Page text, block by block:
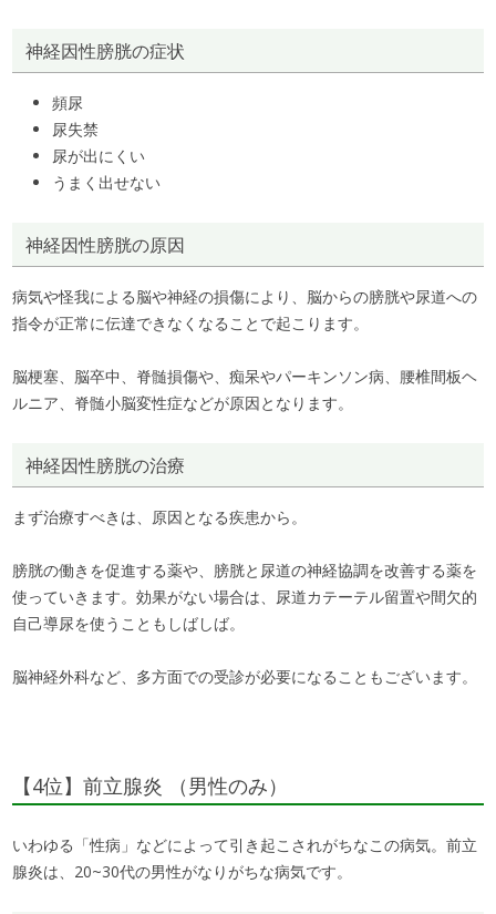
神経因性膀胱の症状
頻尿
尿失禁
尿が出にくい
うまく出せない
神経因性膀胱の原因
病気や怪我による脳や神経の損傷により、脳からの膀胱や尿道への
指令が正常に伝達できなくなることで起こります。
脳梗塞、脳卒中、脊髄損傷や、痴呆やパーキンソン病、腰椎間板ヘ
ルニア、脊髄小脳変性症などが原因となります。
神経因性膀胱の治療
まず治療すべきは、原因となる疾患から。
膀胱の働きを促進する薬や、膀胱と尿道の神経協調を改善する薬を
使っていきます。効果がない場合は、尿道カテーテル留置や間欠的
自己導尿を使うこともしばしば。
脳神経外科など、多方面での受診が必要になることもございます。
【4位】前立腺炎 （男性のみ）
いわゆる「性病」などによって引き起こされがちなこの病気。前立
腺炎は、20~30代の男性がなりがちな病気です。